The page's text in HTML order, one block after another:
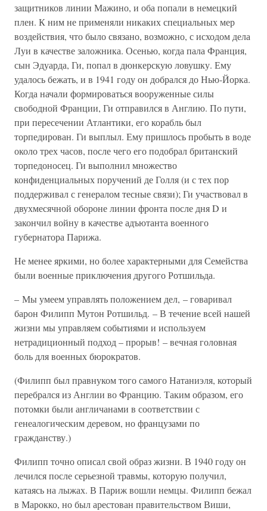
защитников линии Мажино, и оба попали в немецкий
плен. К ним не применяли никаких специальных мер
воздействия, что было связано, возможно, с исходом дела
Луи в качестве заложника. Осенью, когда пала Франция,
сын Эдуарда, Ги, попал в дюнкерскую ловушку. Ему
удалось бежать, и в 1941 году он добрался до Нью-Йорка.
Когда начали формироваться вооруженные силы
свободной Франции, Ги отправился в Англию. По пути,
при пересечении Атлантики, его корабль был
торпедирован. Ги выплыл. Ему пришлось пробыть в воде
около трех часов, после чего его подобрал британский
торпедоносец. Ги выполнил множество
конфиденциальных поручений де Голля (и с тех пор
поддерживал с генералом тесные связи); Ги участвовал в
двухмесячной обороне линии фронта после дня D и
закончил войну в качестве адъютанта военного
губернатора Парижа.
Не менее яркими, но более характерными для Семейства
были военные приключения другого Ротшильда.
– Мы умеем управлять положением дел, – говаривал
барон Филипп Мутон Ротшильд. – В течение всей нашей
жизни мы управляем событиями и используем
нетрадиционный подход – прорыв! – вечная головная
боль для военных бюрократов.
(Филипп был правнуком того самого Натаниэля, который
перебрался из Англии во Францию. Таким образом, его
потомки были англичанами в соответствии с
генеалогическим деревом, но французами по
гражданству.)
Филипп точно описал свой образ жизни. В 1940 году он
лечился после серьезной травмы, которую получил,
катаясь на лыжах. В Париж вошли немцы. Филипп бежал
в Марокко, но был арестован правительством Виши,